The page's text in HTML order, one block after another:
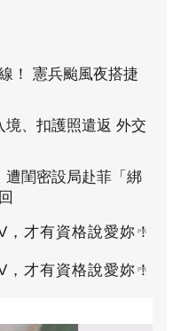
！ 憲兵颱風夜搭捷
境、扣護照遣返 外交
遭閨密設局赴菲「綁
才有資格說愛妳！
PR
才有資格說愛妳！
PR